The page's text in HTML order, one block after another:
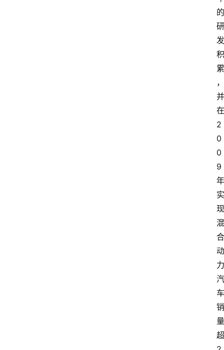
的
研
发
积
累
，
并
在
2
0
0
9
年
实
现
混
合
动
力
汽
车
销
量
超